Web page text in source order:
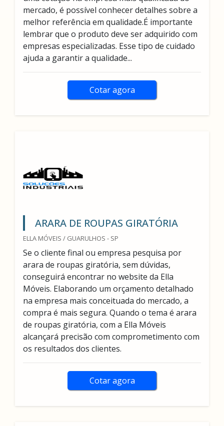
mercado, é possível conhecer detalhes sobre a
melhor referência em qualidade.É importante
lembrar que o produto deve ser adquirido com
empresas especializadas. Esse tipo de cuidado
ajuda a garantir a qualidade...
Cotar agora
ARARA DE ROUPAS GIRATÓRIA
ELLA MÓVEIS / GUARULHOS - SP
Se o cliente final ou empresa pesquisa por
arara de roupas giratória, sem dúvidas,
conseguirá encontrar no website da Ella
Móveis. Elaborando um orçamento detalhado
na empresa mais conceituada do mercado, a
compra é mais segura. Quando o tema é arara
de roupas giratória, com a Ella Móveis
alcançará precisão com comprometimento com
os resultados dos clientes.
Cotar agora